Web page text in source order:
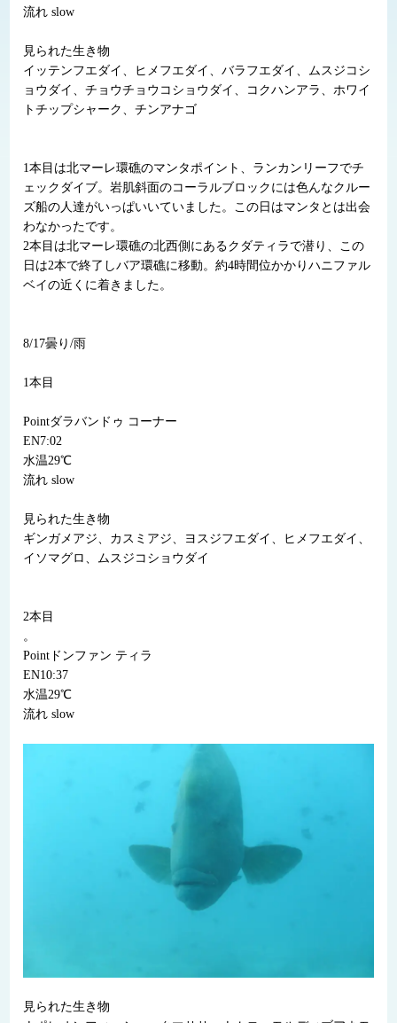
流れ slow
見られた生き物
イッテンフエダイ、ヒメフエダイ、バラフエダイ、ムスジコシ
ョウダイ、チョウチョウコショウダイ、コクハンアラ、ホワイ
トチップシャーク、チンアナゴ
1本目は北マーレ環礁のマンタポイント、ランカンリーフでチ
ェックダイブ。岩肌斜面のコーラルブロックには色んなクルー
ズ船の人達がいっぱいいていました。この日はマンタとは出会
わなかったです。
2本目は北マーレ環礁の北西側にあるクダティラで潜り、この
日は2本で終了しバア環礁に移動。約4時間位かかりハニファル
ベイの近くに着きました。
8/17曇り/雨
1本目
Pointダラバンドゥ コーナー
EN7:02
水温29℃
流れ slow
見られた生き物
ギンガメアジ、カスミアジ、ヨスジフエダイ、ヒメフエダイ、
イソマグロ、ムスジコショウダイ
2本目
。
Pointドンファン ティラ
EN10:37
水温29℃
流れ slow
見られた生き物